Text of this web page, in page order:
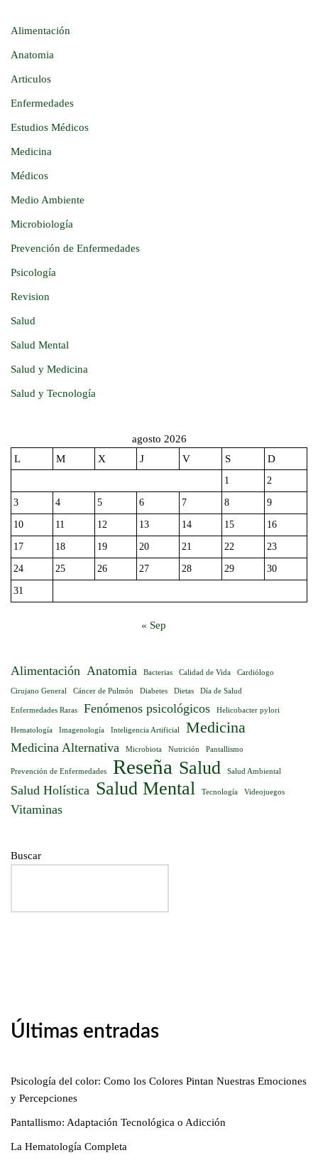
Alimentación
Anatomia
Articulos
Enfermedades
Estudios Médicos
Medicina
Médicos
Medio Ambiente
Microbiología
Prevención de Enfermedades
Psicología
Revision
Salud
Salud Mental
Salud y Medicina
Salud y Tecnología
agosto 2026
L
M X J V S D
1 2
3 4 5 6 7 8 9
10 11 12 13 14 15 16
17 18 19 20 21 22 23
24 25 26 27 28 29 30
31
« Sep
Alimentación Anatomia Bacterias Calidad de Vida Cardiólogo
Cirujano General Cáncer de Pulmón Diabetes Dietas Día de Salud
Enfermedades Raras Fenómenos psicológicos Helicobacter pylori
Hematología Imagenología Inteligencia Artificial Medicina
Medicina Alternativa Microbiota Nutrición Pantallismo
Prevención de Enfermedades Reseña Salud Salud Ambiental
Salud Holística Salud Mental Tecnología Videojuegos
Vitaminas
Buscar
Últimas entradas
Psicología del color: Como los Colores Pintan Nuestras Emociones
y Percepciones
Pantallismo: Adaptación Tecnológica o Adicción
La Hematología Completa